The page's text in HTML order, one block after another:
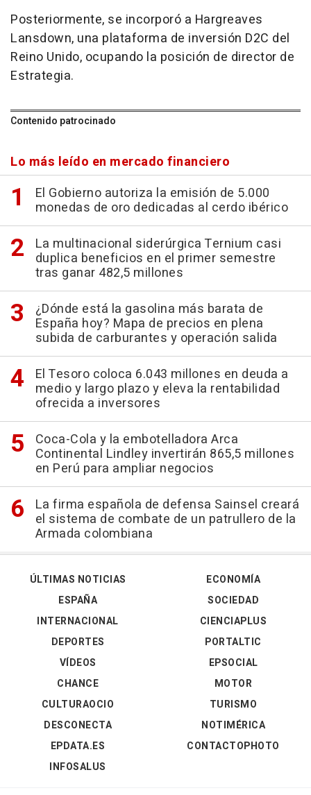
Posteriormente, se incorporó a Hargreaves
Lansdown, una plataforma de inversión D2C del
Reino Unido, ocupando la posición de director de
Estrategia.
Contenido patrocinado
Lo más leído en mercado financiero
El Gobierno autoriza la emisión de 5.000
monedas de oro dedicadas al cerdo ibérico
La multinacional siderúrgica Ternium casi
duplica beneficios en el primer semestre
tras ganar 482,5 millones
¿Dónde está la gasolina más barata de
España hoy? Mapa de precios en plena
subida de carburantes y operación salida
El Tesoro coloca 6.043 millones en deuda a
medio y largo plazo y eleva la rentabilidad
ofrecida a inversores
Coca-Cola y la embotelladora Arca
Continental Lindley invertirán 865,5 millones
en Perú para ampliar negocios
La firma española de defensa Sainsel creará
el sistema de combate de un patrullero de la
Armada colombiana
ÚLTIMAS NOTICIAS
ESPAÑA
INTERNACIONAL
DEPORTES
VÍDEOS
ECONOMÍA
SOCIEDAD
CIENCIAPLUS
PORTALTIC
EPSOCIAL
CHANCE
CULTURAOCIO
DESCONECTA
EPDATA.ES
INFOSALUS
MOTOR
TURISMO
NOTIMÉRICA
CONTACTOPHOTO